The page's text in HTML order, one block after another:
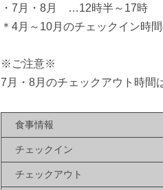
・7月・8月 …12時半～17時
＊4月～10月のチェックイン時
※ご注意※
7月・8月のチェックアウト時間
食事情報
チェックイン
チェックアウト